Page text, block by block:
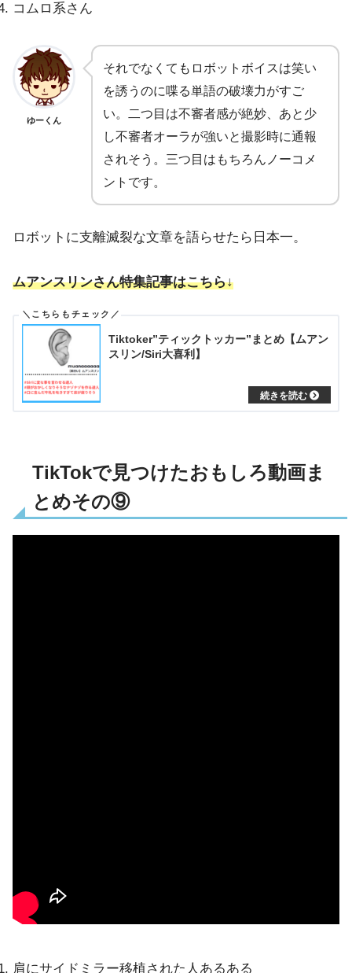
コムロ系さん
ゆーくん
それでなくてもロボットボイスは笑い
を誘うのに喋る単語の破壊力がすご
い。二つ目は不審者感が絶妙、あと少
し不審者オーラが強いと撮影時に通報
されそう。三つ目はもちろんノーコメ
ントです。
ロボットに支離滅裂な文章を語らせたら日本一。
ムアンスリンさん特集記事はこちら↓
Tiktoker”ティックトッカー”まとめ【ムアン
スリン/Siri大喜利】
TikTokで見つけたおもしろ動画ま
とめその⑨
肩にサイドミラー移植された人あるある